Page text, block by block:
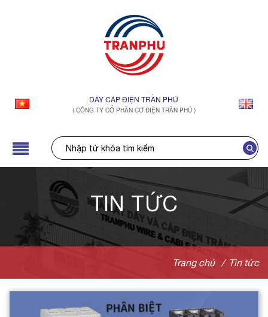
DÂY CÁP ĐIỆN TRẦN PHÚ
( CÔNG TY CỔ PHẦN CƠ ĐIỆN TRẦN PHÚ )
TIN TỨC
Trang chủ / Tin tức